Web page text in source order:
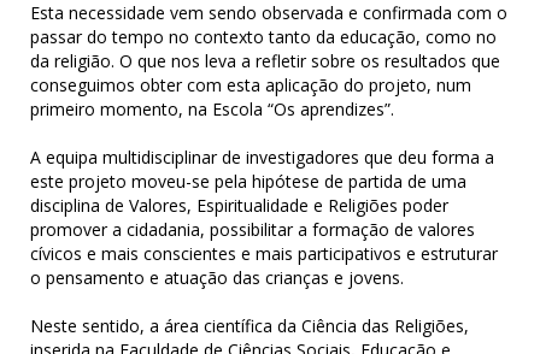
Esta necessidade vem sendo observada e confirmada com o
passar do tempo no contexto tanto da educação, como no
da religião. O que nos leva a refletir sobre os resultados que
conseguimos obter com esta aplicação do projeto, num
primeiro momento, na Escola “Os aprendizes”.
A equipa multidisciplinar de investigadores que deu forma a
este projeto moveu-se pela hipótese de partida de uma
disciplina de Valores, Espiritualidade e Religiões poder
promover a cidadania, possibilitar a formação de valores
cívicos e mais conscientes e mais participativos e estruturar
o pensamento e atuação das crianças e jovens.
Neste sentido, a área científica da Ciência das Religiões,